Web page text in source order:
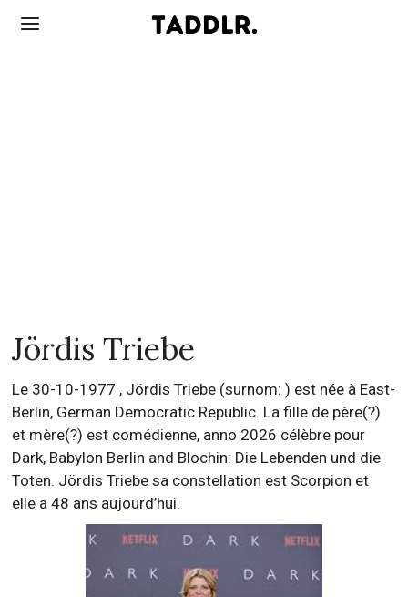
Jördis Triebe
Le 30-10-1977 , Jördis Triebe (surnom: ) est née à East-
Berlin, German Democratic Republic. La fille de père(?)
et mère(?) est comédienne, anno 2026 célèbre pour
Dark, Babylon Berlin and Blochin: Die Lebenden und die
Toten. Jördis Triebe sa constellation est Scorpion et
elle a 48 ans aujourd’hui.